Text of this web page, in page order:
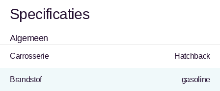
Specificaties
Algemeen
Carrosserie Hatchback
Brandstof gasoline